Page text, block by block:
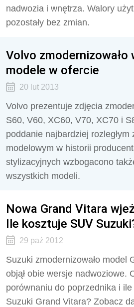
nadwozia i wnętrza. Walory
pozostały bez zmian.
Volvo zmodernizowało
modele w ofercie
20 lut 2013
Volvo prezentuje zdjęcia
S60, V60, XC60, V70, XC70 i
poddanie najbardziej rozległym
modelowym w historii
stylizacyjnych wzbogacono
wszystkich modeli.
Nowa Grand Vitara
Ile kosztuje SUV
29 paź 2012
Suzuki zmodernizowało model
objął obie wersje nadwoziowe.
porównaniu do poprzednika i
Suzuki Grand Vitara? Zobacz